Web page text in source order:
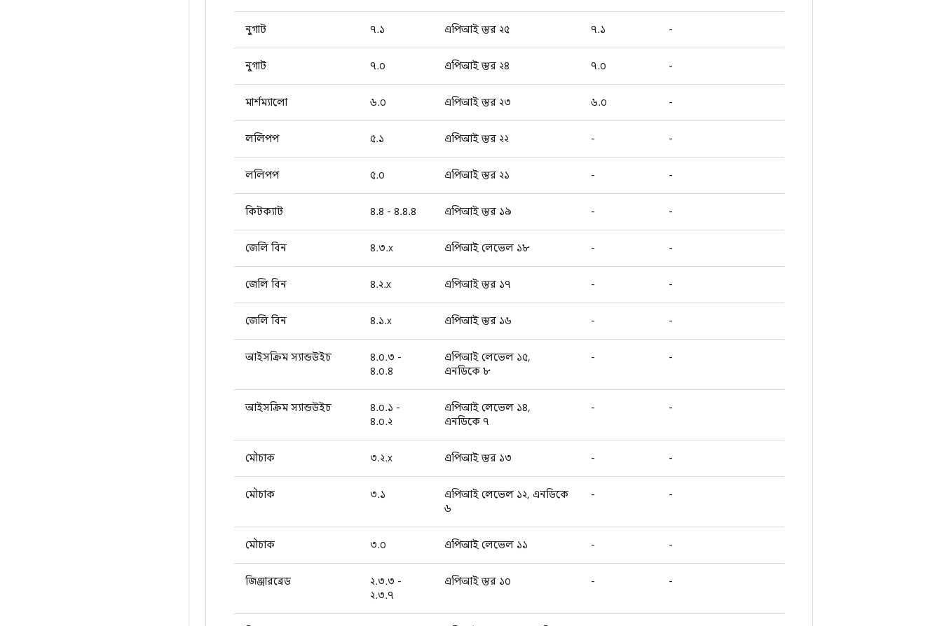
নুগাট ৭.১ এপিআই স্তর ২৫ ৭.১ -
নুগাট ৭.০ এপিআই স্তর ২৪ ৭.০ -
মার্শম্যালো ৬.০ এপিআই স্তর ২৩ ৬.০ -
ললিপপ ৫.১ এপিআই স্তর ২২ - -
ললিপপ ৫.০ এপিআই স্তর ২১ - -
কিটক্যাট ৪.৪ - ৪.৪.৪ এপিআই স্তর ১৯ - -
জেলি বিন ৪.৩.x এপিআই লেভেল ১৮ - -
জেলি বিন ৪.২.x এপিআই স্তর ১৭ - -
জেলি বিন ৪.১.x এপিআই স্তর ১৬ - -
আইসক্রিম স্যান্ডউইচ
৪.০.৩ -
৪.০.৪
এপিআই লেভেল ১৫,
এনডিকে ৮
- -
আইসক্রিম স্যান্ডউইচ
৪.০.১ -
৪.০.২
এপিআই লেভেল ১৪,
এনডিকে ৭
- -
মৌচাক ৩.২.x এপিআই স্তর ১৩ - -
মৌচাক ৩.১
এপিআই লেভেল ১২, এনডিকে
৬
- -
মৌচাক ৩.০ এপিআই লেভেল ১১ - -
জিঞ্জারব্রেড
২.৩.৩ -
২.৩.৭
এপিআই স্তর ১০ - -